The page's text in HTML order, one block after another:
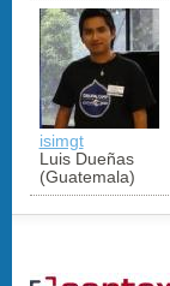
isimgt
Luis Dueñas
(Guatemala)